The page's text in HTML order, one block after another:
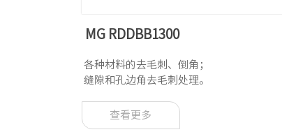
MG RDDBB1300
各种材料的去毛刺、倒角；
缝隙和孔边角去毛刺处理。
查看更多